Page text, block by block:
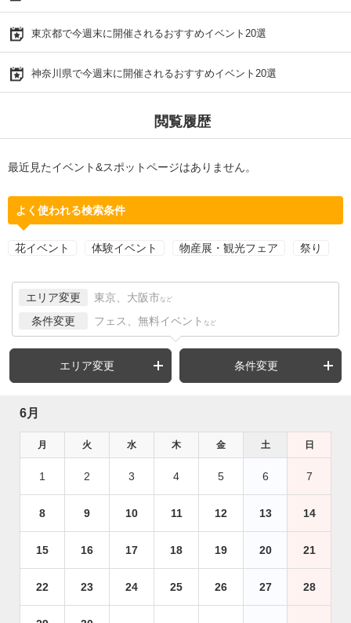
東京都で今週末に開催されるおすすめイベント20選
神奈川県で今週末に開催されるおすすめイベント20選
閲覧履歴
最近見たイベント&スポットページはありません。
よく使われる検索条件
花イベント 体験イベント 物産展・観光フェア 祭り
エリア変更 東京、大阪市 など
条件変更 フェス、無料イベント など
エリア変更 条件変更
6月
月 火 水 木 金 土 日
1 2 3 4 5 6 7
8 9 10 11 12 13 14
15 16 17 18 19 20 21
22 23 24 25 26 27 28